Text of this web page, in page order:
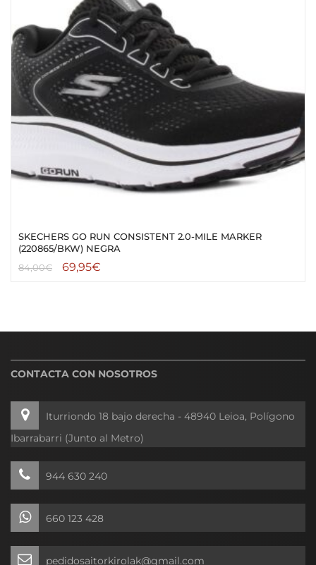
SKECHERS GO RUN CONSISTENT 2.0-MILE MARKER
(220865/BKW) NEGRA
84,00€ 69,95€
CONTACTA CON NOSOTROS
Iturriondo 18 bajo derecha - 48940 Leioa, Polígono
Ibarrabarri (Junto al Metro)
944 630 240
660 123 428
pedidosaitorkirolak@gmail.com